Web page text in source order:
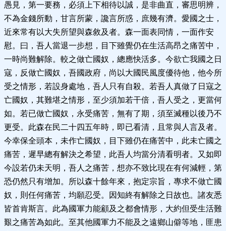
愚見，第一要務，必須上下相待以誠，是非曲直，審思明辨，
不為金錢所動，甘言所蒙，讒言所惑，庶幾有濟。愛國之士，
近來常有以大失所望與森敘及者。森一面表同情，一面作安
慰。曰，吾人當退一步想，目下雖覺仍在生活高昂之痛苦中，
一時尚難解除。較之做亡國奴，總應快活多。今欲亡我國之日
寇，反做亡國奴，吾國政府，尚以大國民風度優待他，他今所
受之情形，若設身處地，吾人只有自殺。若吾人真做了日寇之
亡國奴，其難堪之情形，至少須加若干倍，吾人受之，更當何
如。若已做亡國奴，永受痛苦，無有了期，須至滅種以後乃不
更受。此森在民二十四五年時，即已看清，且常與人言及者。
今幸保全頭本，未作亡國奴，目下雖仍在痛苦中，此未亡國之
痛苦，遲早總有解決之希望，此吾人均當分清看明者。又如即
今設若仍未天明，吾人之痛苦，想亦不致比現在有何減輕，第
恐仍然只有增加。所以森十餘年來，抱定宗旨，專求不做亡國
奴，則任何痛苦，均願忍受。因知終有解除之日故也。諸友悉
皆首肯斯言。此為國軍力能顧及之都會情形，大約但受生活難
艱之痛苦為如此。至其他國軍力不能及之遠鄉山僻等地，匪患